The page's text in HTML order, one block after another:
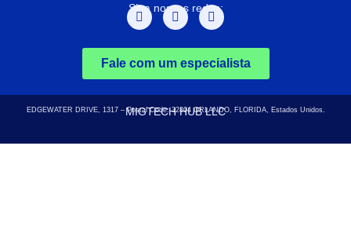
Siga nossas redes:
Fale com um especialista
MIGTECH HUB LLC
EDGEWATER DRIVE, 1317 – Postal Code: 32804ORLANDO, FLORIDA, Estados Unidos.